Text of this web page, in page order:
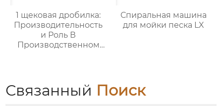
1 щековая дробилка:
Производительность
и Роль В
Производственном
Спиральная машина
для мойки песка LX
Связанный Поиск